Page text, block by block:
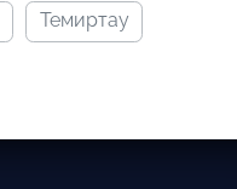
темиртау